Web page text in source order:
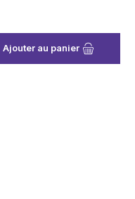
Ajouter au panier